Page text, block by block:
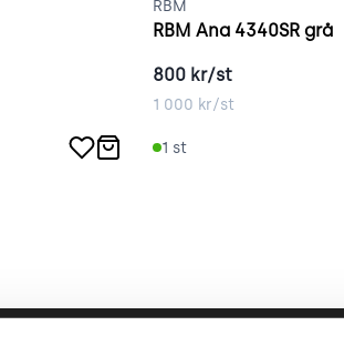
RBM
RBM Ana 4340SR grå
800 kr/st
1 000 kr/st
1 st